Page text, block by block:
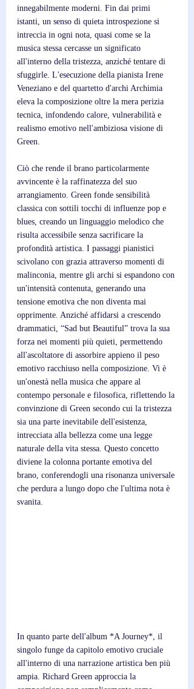
innegabilmente moderni. Fin dai primi
istanti, un senso di quieta introspezione si
intreccia in ogni nota, quasi come se la
musica stessa cercasse un significato
all'interno della tristezza, anziché tentare di
sfuggirle. L'esecuzione della pianista Irene
Veneziano e del quartetto d'archi Archimia
eleva la composizione oltre la mera perizia
tecnica, infondendo calore, vulnerabilità e
realismo emotivo nell'ambiziosa visione di
Green.
Ciò che rende il brano particolarmente
avvincente è la raffinatezza del suo
arrangiamento. Green fonde sensibilità
classica con sottili tocchi di influenze pop e
blues, creando un linguaggio melodico che
risulta accessibile senza sacrificare la
profondità artistica. I passaggi pianistici
scivolano con grazia attraverso momenti di
malinconia, mentre gli archi si espandono con
un'intensità contenuta, generando una
tensione emotiva che non diventa mai
opprimente. Anziché affidarsi a crescendo
drammatici, “Sad but Beautiful” trova la sua
forza nei momenti più quieti, permettendo
all'ascoltatore di assorbire appieno il peso
emotivo racchiuso nella composizione. Vi è
un'onestà nella musica che appare al
contempo personale e filosofica, riflettendo la
convinzione di Green secondo cui la tristezza
sia una parte inevitabile dell'esistenza,
intrecciata alla bellezza come una legge
naturale della vita stessa. Questo concetto
diviene la colonna portante emotiva del
brano, conferendogli una risonanza universale
che perdura a lungo dopo che l'ultima nota è
svanita.
In quanto parte dell'album *A Journey*, il
singolo funge da capitolo emotivo cruciale
all'interno di una narrazione artistica ben più
ampia. Richard Green approccia la